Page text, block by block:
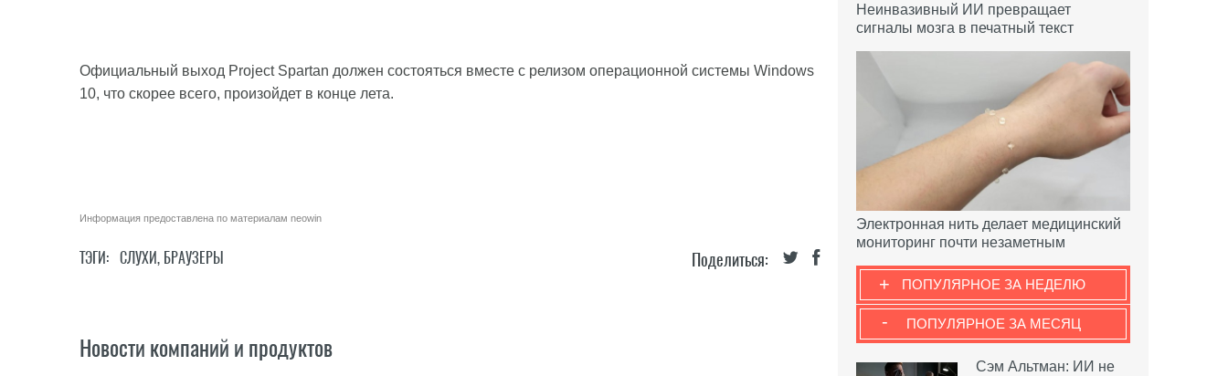
Официальный выход Project Spartan должен состояться вместе с релизом операционной системы Windows
10, что скорее всего, произойдет в конце лета.
Информация предоставлена по материалам neowin
Поделиться:
ТЭГИ: СЛУХИ, БРАУЗЕРЫ
Новости компаний и продуктов
Неинвазивный ИИ превращает
сигналы мозга в печатный текст
Электронная нить делает медицинский
мониторинг почти незаметным
ПОПУЛЯРНОЕ ЗА НЕДЕЛЮ
+
ПОПУЛЯРНОЕ ЗА МЕСЯЦ
-
Сэм Альтман: ИИ не